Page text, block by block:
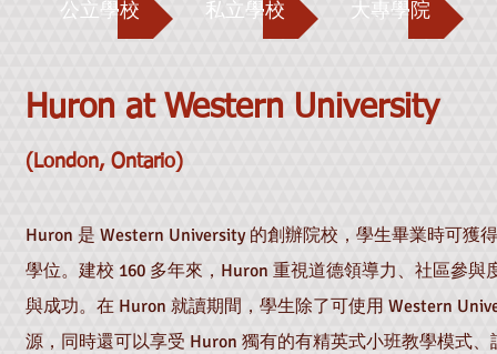
公立學校 私立學校 大專學院
Huron at Western University
(London,Ontario)
Huron 是 Western University 的創辦院校，學生畢業時可獲
學位。建校 160 多年來，Huron 重視道德領導力、社區參與
與成功。在 Huron 就讀期間， ​學生除了可使用 Western
源，同時還可以享受 Huron 獨有的有精英式小班教學模式